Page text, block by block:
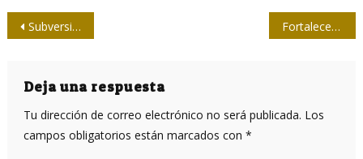
Navegación
entradas
Subversión vía “remake” de viejos planes de EE.UU contra Cuba Fortalecen relaciones periodistas cubanos y vietnamitas
Deja una respuesta
Tu dirección de correo electrónico no será publicada. Los
campos obligatorios están marcados con *